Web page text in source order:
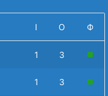
І О Ф
1 3
1 3